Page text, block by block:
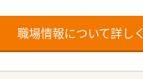
職場情報について詳し